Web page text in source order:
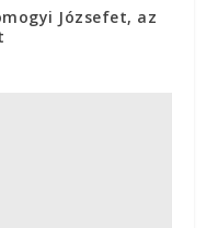
Józsefet, az